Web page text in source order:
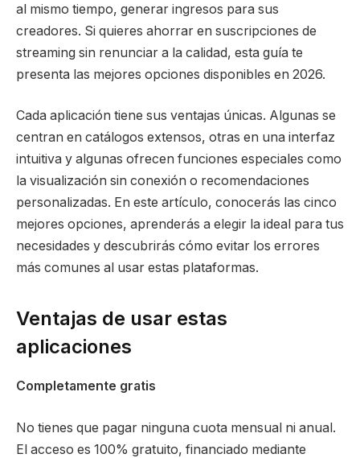
al mismo tiempo, generar ingresos para sus
creadores. Si quieres ahorrar en suscripciones de
streaming sin renunciar a la calidad, esta guía te
presenta las mejores opciones disponibles en 2026.
Cada aplicación tiene sus ventajas únicas. Algunas se
centran en catálogos extensos, otras en una interfaz
intuitiva y algunas ofrecen funciones especiales como
la visualización sin conexión o recomendaciones
personalizadas. En este artículo, conocerás las cinco
mejores opciones, aprenderás a elegir la ideal para tus
necesidades y descubrirás cómo evitar los errores
más comunes al usar estas plataformas.
Ventajas de usar estas
aplicaciones
Completamente gratis
No tienes que pagar ninguna cuota mensual ni anual.
El acceso es 100% gratuito, financiado mediante